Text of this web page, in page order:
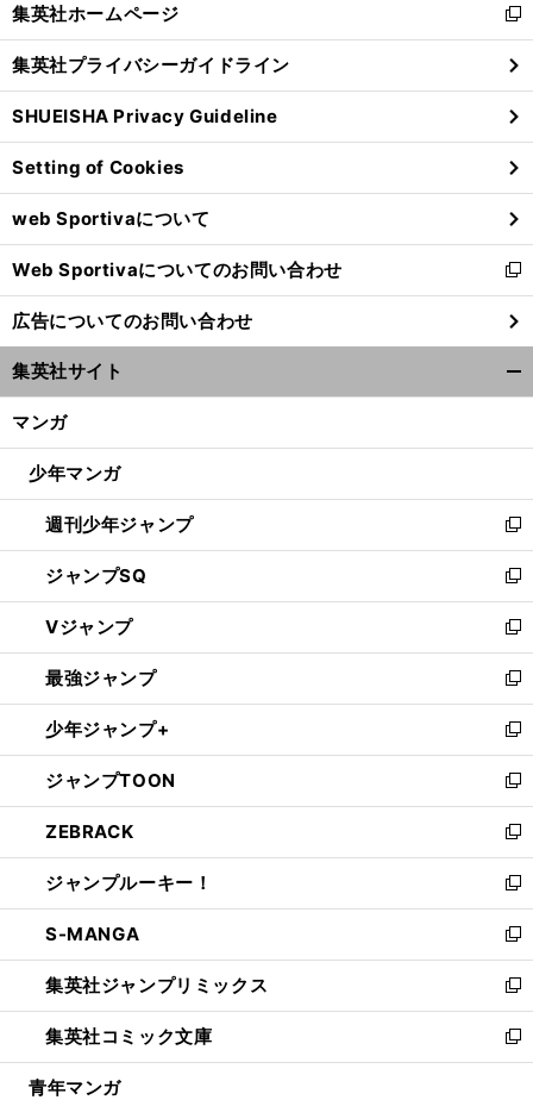
閉
る
集英社ホームページ
新
し
い
ウ
ィ
ン
ド
ウ
で
開
く
集英社プライバシーガイドライン
SHUEISHA Privacy Guideline
Setting of Cookies
web Sportivaについて
Web Sportivaについてのお問い合わせ
新
し
い
ウ
ィ
ン
ウ
開
く
広告についてのお問い合わせ
集英社サイト
マンガ
少年マンガ
週刊少年ジャンプ
新
し
い
ウ
ィ
ン
ド
ウ
で
開
く
ジャンプSQ
新
し
い
ウ
ィ
ン
ド
ウ
で
開
く
Vジャンプ
新
し
い
ウ
ィ
ン
ド
ウ
で
開
く
最強ジャンプ
新
し
い
ウ
ィ
ン
ド
ウ
で
開
く
少年ジャンプ+
新
し
い
ウ
ィ
ン
ド
ウ
で
開
く
ジャンプTOON
新
し
い
ウ
ィ
ン
ド
ウ
で
開
く
ZEBRACK
新
し
い
ウ
ィ
ン
ド
ウ
で
開
ジャンプルーキー！
新
し
い
ウ
ィ
ン
ド
ウ
S-MANGA
新
し
い
ウ
ィ
ン
集英社ジャンプリミックス
新
し
い
ウ
集英社コミック文庫
新
し
青年マンガ